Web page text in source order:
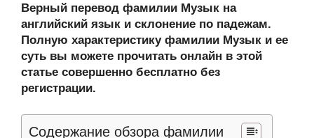
Верный перевод фамилии Музык на
английский язык и склонение по падежам.
Полную характеристику фамилии Музык и ее
суть вы можете прочитать онлайн в этой
статье совершенно бесплатно без
регистрации.
Содержание обзора фамилии